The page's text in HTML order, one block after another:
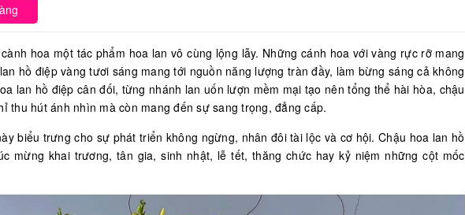
hoa một tác phẩm hoa lan vô cùng lộng lẫy. Những cánh hoa với vàng rực rỡ mang
hồ điệp vàng tươi sáng mang tới nguồn năng lượng tràn đầy, làm bừng sáng cả không
lan hồ điệp cân đối, từng nhánh lan uốn lượn mềm mại tạo nên tổng thể hài hòa, chậu
thu hút ánh nhìn mà còn mang đến sự sang trọng, đẳng cấp.
biểu trưng cho sự phát triển không ngừng, nhân đôi tài lộc và cơ hội. Chậu hoa lan hồ
mừng khai trương, tân gia, sinh nhật, lễ tết, thăng chức hay kỷ niệm những cột mốc